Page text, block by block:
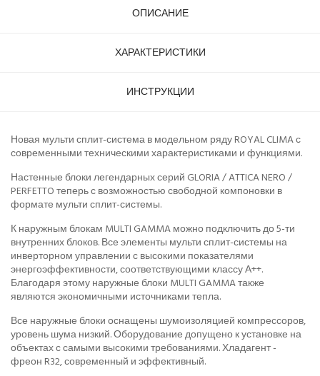
ОПИСАНИЕ
ХАРАКТЕРИСТИКИ
ИНСТРУКЦИИ
Новая мульти сплит-система в модельном ряду ROYAL CLIMA с
современными техническими характеристиками и функциями.
Настенные блоки легендарных серий GLORIA / ATTICA NERO /
PERFETTO теперь с возможностью свободной компоновки в
формате мульти сплит-системы.
К наружным блокам MULTI GAMMA можно подключить до 5-ти
внутренних блоков. Все элементы мульти сплит-системы на
инверторном управлении с высокими показателями
энергоэффективности, соответствующими классу А++.
Благодаря этому наружные блоки MULTI GAMMA также
являются экономичными источниками тепла.
Все наружные блоки оснащены шумоизоляцией компрессоров,
уровень шума низкий. Оборудование допущено к установке на
объектах с самыми высокими требованиями. Хладагент -
фреон R32, современный и эффективный.